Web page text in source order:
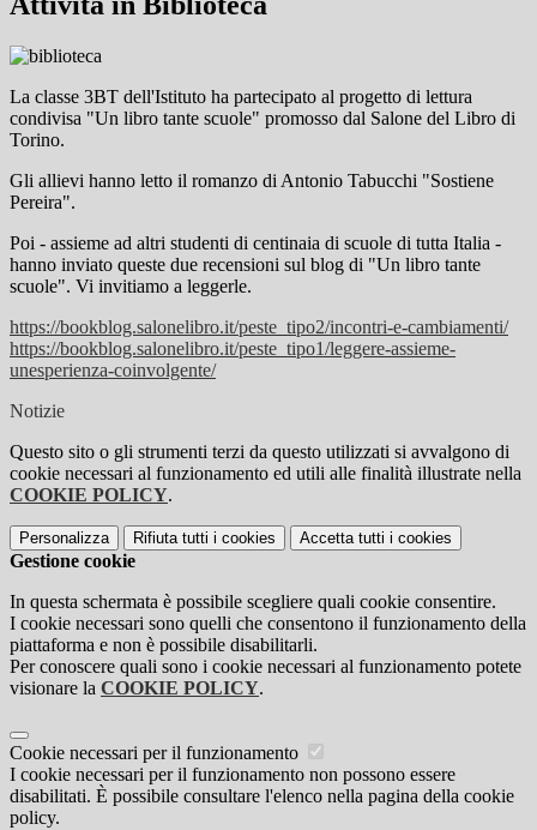
La classe 3BT dell'Istituto ha partecipato al progetto di lettura
condivisa "Un libro tante scuole" promosso dal Salone del Libro di
Torino.
Gli allievi hanno letto il romanzo di Antonio Tabucchi "Sostiene
Pereira".
Poi - assieme ad altri studenti di centinaia di scuole di tutta Italia -
hanno inviato queste due recensioni sul blog di "Un libro tante
scuole". Vi invitiamo a leggerle.
https://bookblog.salonelibro.it/peste_tipo2/incontri-e-cambiamenti/
https://bookblog.salonelibro.it/peste_tipo1/leggere-assieme-
unesperienza-coinvolgente/
Notizie
Questo sito o gli strumenti terzi da questo utilizzati si avvalgono di
cookie necessari al funzionamento ed utili alle finalità illustrate nella
COOKIE POLICY.
Personalizza Rifiuta tutti i cookies Accetta tutti i cookies
Gestione cookie
In questa schermata è possibile scegliere quali cookie consentire.
I cookie necessari sono quelli che consentono il funzionamento della
piattaforma e non è possibile disabilitarli.
Per conoscere quali sono i cookie necessari al funzionamento potete
visionare la COOKIE POLICY.
Cookie necessari per il funzionamento
I cookie necessari per il funzionamento non possono essere
disabilitati. È possibile consultare l'elenco nella pagina della cookie
policy.